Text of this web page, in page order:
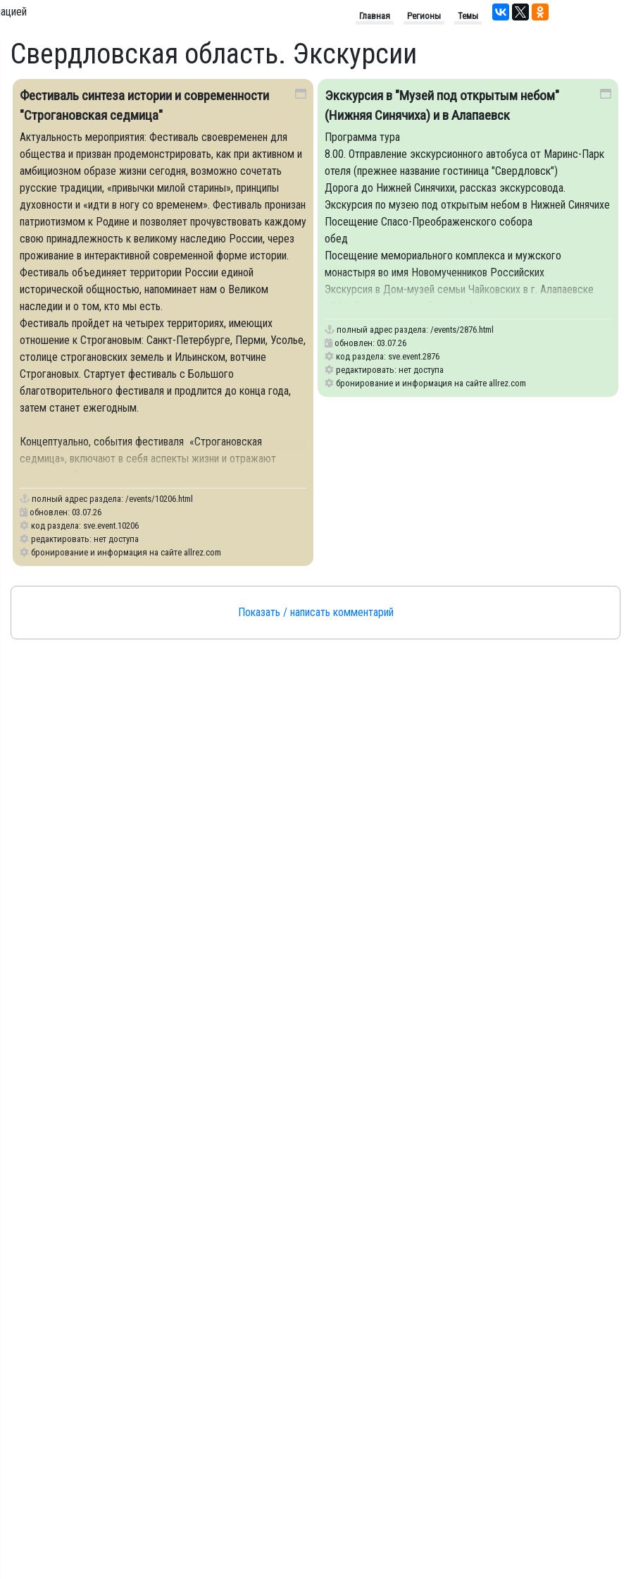
Главная Регионы Темы
Свердловская область. Экскурсии
Фестиваль синтеза истории и современности
"Строгановская седмица"
Актуальность мероприятия: Фестиваль своевременен для
общества и призван продемонстрировать, как при активном и
амбициозном образе жизни сегодня, возможно сочетать
русские традиции, «привычки милой старины», принципы
духовности и «идти в ногу со временем». Фестиваль пронизан
патриотизмом к Родине и позволяет прочувствовать каждому
свою принадлежность к великому наследию России, через
проживание в интерактивной современной форме истории.
Фестиваль объединяет территории России единой
исторической общностью, напоминает нам о Великом
наследии и о том, кто мы есть.
Фестиваль пройдет на четырех территориях, имеющих
отношение к Строгановым: Санкт-Петербурге, Перми, Усолье,
столице строгановских земель и Ильинском, вотчине
Строгановых. Стартует фестиваль с Большого
благотворительного фестиваля и продлится до конца года,
затем станет ежегодным.
Концептуально, события фестиваля «Строгановская
седмица», включают в себя аспекты жизни и отражают
полный адрес раздела: /events/10206.html
обновлен: 03.07.26
код раздела: sve.event.10206
редактировать: нет доступа
бронирование и информация на сайте allrez.com
Экскурсия в "Музей под открытым небом"
(Нижняя Синячиха) и в Алапаевск
Программа тура
8.00. Отправление экскурсионного автобуса от Маринс-Парк
отеля (прежнее название гостиница "Свердловск")
Дорога до Нижней Синячихи, рассказ экскурсовода.
Экскурсия по музею под открытым небом в Нижней Синячихе
Посещение Спасо-Преображенского собора
обед
Посещение мемориального комплекса и мужского
монастыря во имя Новомученников Российских
Экскурсия в Дом-музей семьи Чайковских в г. Алапаевске
полный адрес раздела: /events/2876.html
обновлен: 03.07.26
код раздела: sve.event.2876
редактировать: нет доступа
бронирование и информация на сайте allrez.com
Показать / написать комментарий